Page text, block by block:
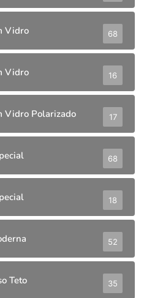
Vidro 68
Vidro 16
Vidro Polarizado 17
68
18
52
Teto 35